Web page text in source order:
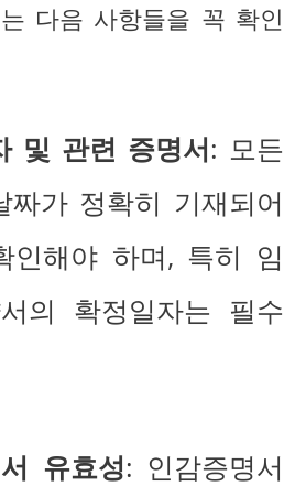
다음 사항들을 꼭 확인
및 관련 증명서: 모든
짜가 정확히 기재되어
인해야 하며, 특히 임
의 확정일자는 필수
유효성: 인감증명서